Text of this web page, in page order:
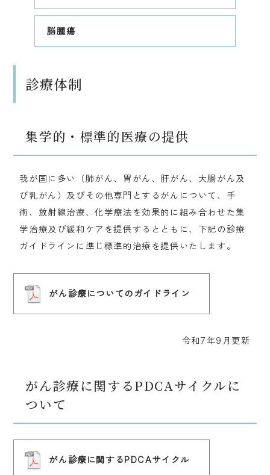
脳腫瘍
診療体制
集学的・標準的医療の提供
我が国に多い（肺がん、胃がん、肝がん、大腸がん及
び乳がん）及びその他専門とするがんについて、手
術、放射線治療、化学療法を効果的に組み合わせた集
学治療及び緩和ケアを提供するとともに、下記の診療
ガイドラインに準じ標準的治療を提供いたします。
がん診療についてのガイドライン
令和7年9月更新
がん診療に関するPDCAサイクルに
ついて
がん診療に関するPDCAサイクル